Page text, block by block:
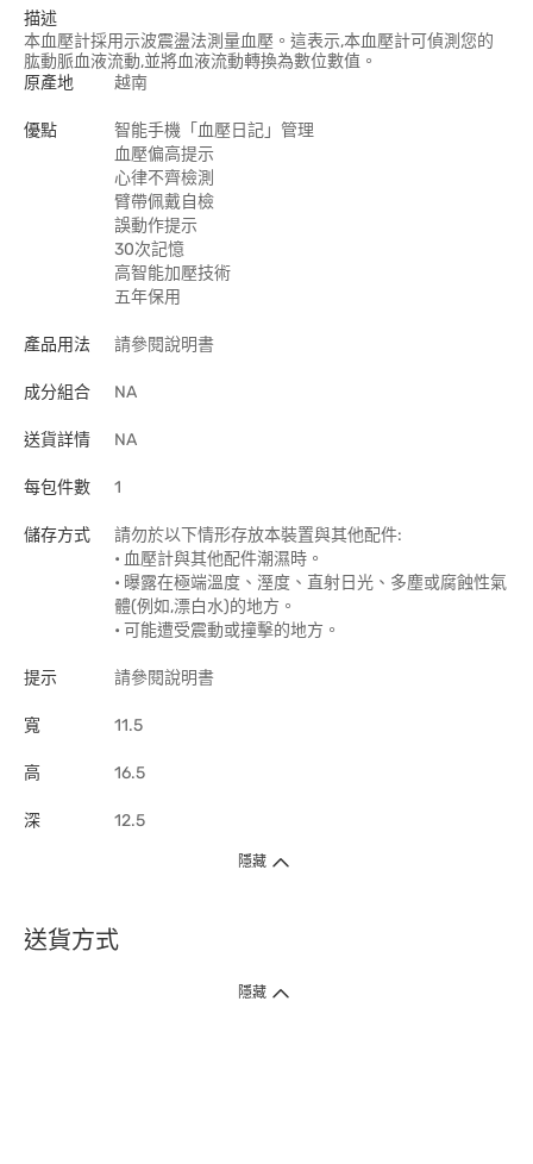
描述
本血壓計採用示波震盪法測量血壓。這表示,本血壓計可偵測您的
肱動脈血液流動,並將血液流動轉換為數位數值。
原產地
越南
優點
智能手機「血壓日記」管理
血壓偏高提示
心律不齊檢測
臂帶佩戴自檢
誤動作提示
30次記憶
高智能加壓技術
五年保用
產品用法 請參閱說明書
成分組合 NA
送貨詳情 NA
每包件數 1
儲存方式
請勿於以下情形存放本裝置與其他配件:
• 血壓計與其他配件潮濕時。
• 曝露在極端溫度、溼度、直射日光、多塵或腐蝕性氣
體(例如,漂白水)的地方。
• 可能遭受震動或撞擊的地方。
提示 請參閱說明書
寬 11.5
高 16.5
深 12.5
隱藏
送貨方式
1. 送貨到府（受衛生署條例規管產品除外 ）
隱藏